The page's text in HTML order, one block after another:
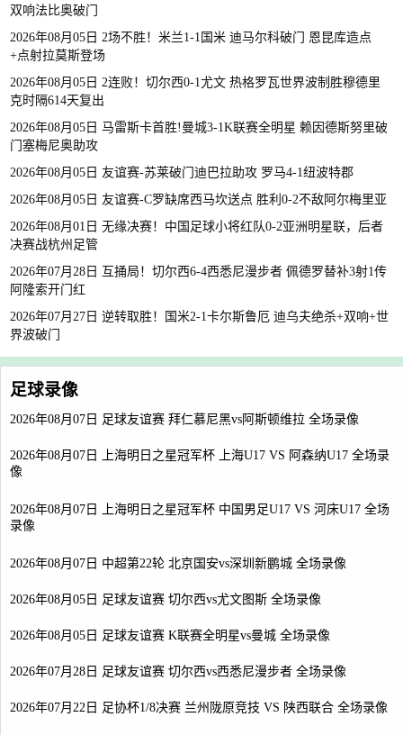
双响法比奥破门
2026年08月05日 2场不胜！米兰1-1国米 迪马尔科破门 恩昆库造点
+点射拉莫斯登场
2026年08月05日 2连败！切尔西0-1尤文 热格罗瓦世界波制胜穆德里
克时隔614天复出
2026年08月05日 马雷斯卡首胜!曼城3-1K联赛全明星 赖因德斯努里破
门塞梅尼奥助攻
2026年08月05日 友谊赛-苏莱破门迪巴拉助攻 罗马4-1纽波特郡
2026年08月05日 友谊赛-C罗缺席西马坎送点 胜利0-2不敌阿尔梅里亚
2026年08月01日 无缘决赛！中国足球小将红队0-2亚洲明星联，后者
决赛战杭州足管
2026年07月28日 互捅局！切尔西6-4西悉尼漫步者 佩德罗替补3射1传
阿隆索开门红
2026年07月27日 逆转取胜！国米2-1卡尔斯鲁厄 迪乌夫绝杀+双响+世
界波破门
足球录像
2026年08月07日 足球友谊赛 拜仁慕尼黑vs阿斯顿维拉 全场录像
2026年08月07日 上海明日之星冠军杯 上海U17 VS 阿森纳U17 全场录
像
2026年08月07日 上海明日之星冠军杯 中国男足U17 VS 河床U17 全场
录像
2026年08月07日 中超第22轮 北京国安vs深圳新鹏城 全场录像
2026年08月05日 足球友谊赛 切尔西vs尤文图斯 全场录像
2026年08月05日 足球友谊赛 K联赛全明星vs曼城 全场录像
2026年07月28日 足球友谊赛 切尔西vs西悉尼漫步者 全场录像
2026年07月22日 足协杯1/8决赛 兰州陇原竞技 VS 陕西联合 全场录像